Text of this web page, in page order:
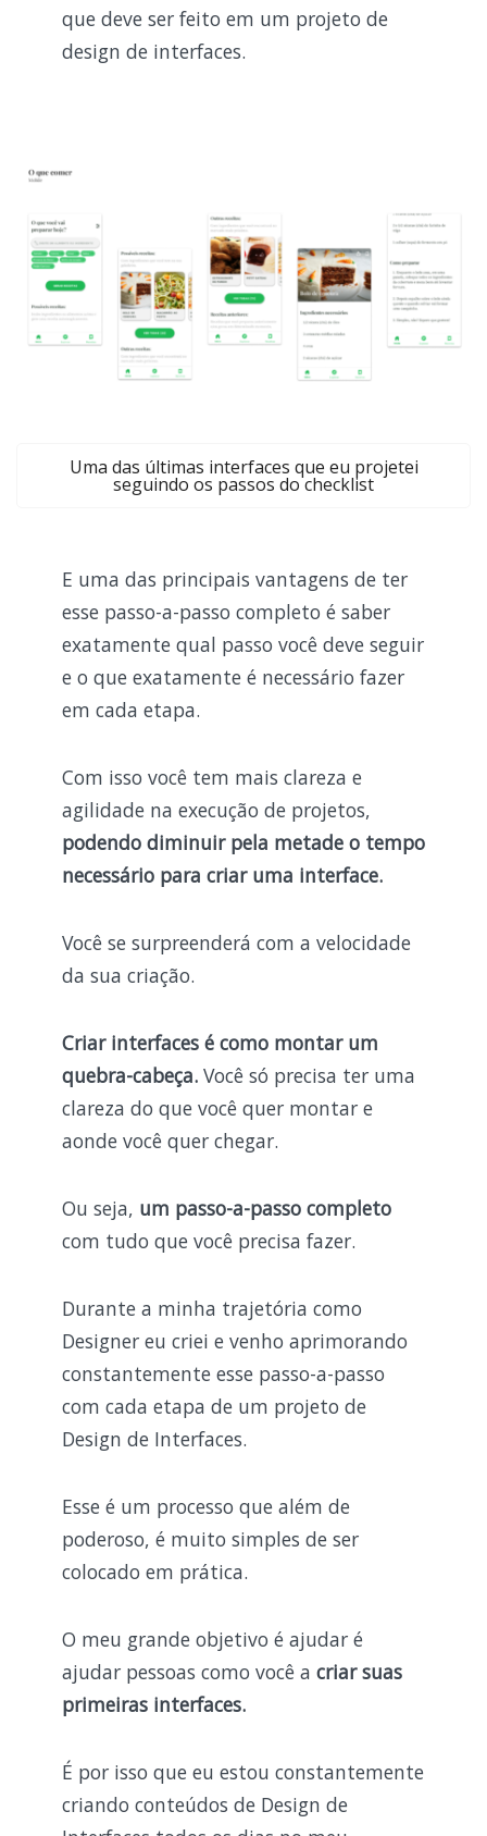
que deve ser feito em um projeto de
design de interfaces.
Uma das últimas interfaces que eu projetei
seguindo os passos do checklist
E uma das principais vantagens de ter
esse passo-a-passo completo é saber
exatamente qual passo você deve seguir
e o que exatamente é necessário fazer
em cada etapa.
Com isso você tem mais clareza e
agilidade na execução de projetos,
podendo diminuir pela metade o tempo
necessário para criar uma interface.
Você se surpreenderá com a velocidade
da sua criação.
Criar interfaces é como montar um
quebra-cabeça.Você só precisa ter uma
clareza do que você quer montar e
aonde você quer chegar.
Ou seja, um passo-a-passo completo
com tudo que você precisa fazer.
Durante a minha trajetória como
Designer eu criei e venho aprimorando
constantemente esse passo-a-passo
com cada etapa de um projeto de
Design de Interfaces.
Esse é um processo que além de
poderoso, é muito simples de ser
colocado em prática.
O meu grande objetivo é ajudar é
ajudar pessoas como você a criar suas
primeiras interfaces.
É por isso que eu estou constantemente
criando conteúdos de Design de